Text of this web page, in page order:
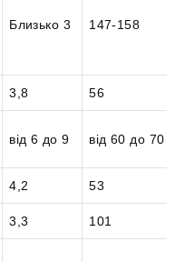
Близько 3 147-158
3,8 56
від 6 до 9 від 60 до 70
4,2 53
3,3 101